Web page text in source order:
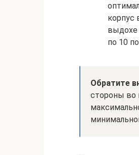
корпус
выдохе
по 10
Обратите
стороны во